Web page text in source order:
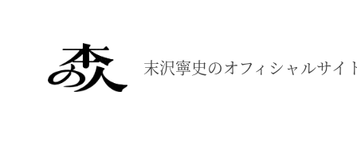
末沢寧史のオフィシャルサイ